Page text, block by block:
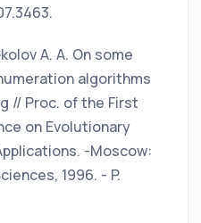
A. A. On some
algorithms
// Proc. of the First
on Evolutionary
-Moscow:
1996. - P.